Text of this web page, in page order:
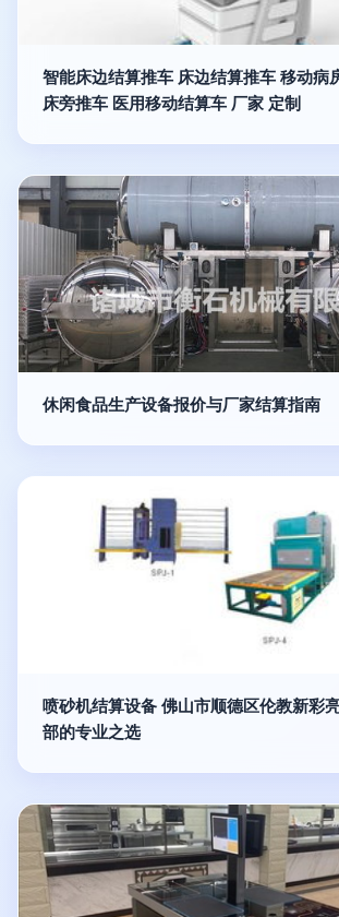
智能床边结算推车 床边结算推车 移动病
床旁推车 医用移动结算车 厂家 定制
休闲食品生产设备报价与厂家结算指南
喷砂机结算设备 佛山市顺德区伦教新彩
部的专业之选